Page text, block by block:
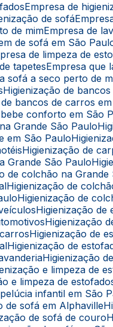
Empresa de
de sofá
de mim Empresa de
de sofá em São
de limpeza de
tapetes
Empresa
sofá a seco perto de
Higienização de
de bancos de carros
bebe conforto em São
Grande São Paulo
em São Paulo
Higienização de
Grande São Paulo
de colchão na
Higienização de
Higienização de
Higienização
Higienização
Higienização de
Higienização de
Higienização
e limpeza de
e limpeza de
pelúcia infantil em São
de sofá em Alphaville
de sofá de couro